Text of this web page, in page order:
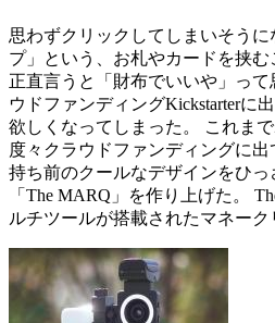
思わずクリックしてしまいそう
プ」という、お札やカードを挟む
正直言うと「財布でいいや」っ
ウドファンディングKickstarterに
欲しくなってしまった。 これま
度々クラウドファンディングに出
持ち前のクールなデザインをひ
「The MARQ」を作り上げた。
ルチツールが搭載されたマネーク